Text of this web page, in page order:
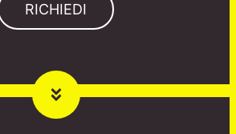
RICHIEDI